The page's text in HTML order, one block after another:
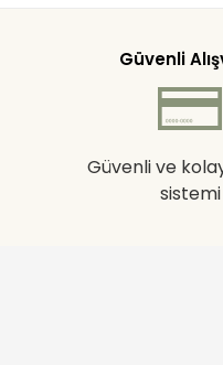
Güvenli
Güvenli ve
sistemi